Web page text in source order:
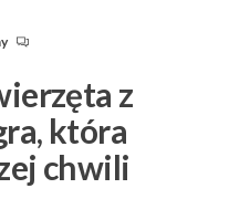
z
która
chwili